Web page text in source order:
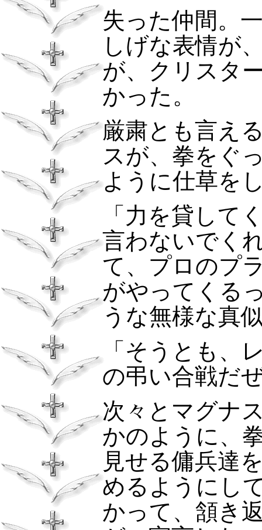
失った仲間。
しげな表情が
が、クリスタ
かった。
厳粛とも言え
スが、拳をぐ
ように仕草を
「力を貸して
言わないでく
て、プロのプ
がやってくる
うな無様な真
「そうとも、
の弔い合戦だ
次々とマグナ
かのように、
見せる傭兵達
めるようにし
かって、頷き